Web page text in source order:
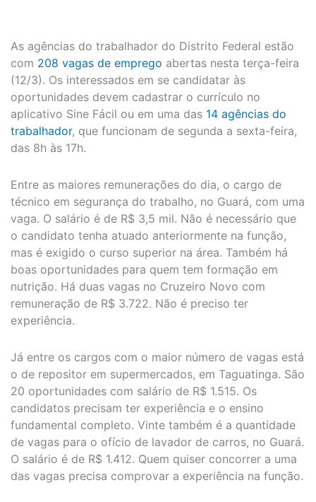
As agências do trabalhador do Distrito Federal estão
com 208 vagas de emprego abertas nesta terça-feira
(12/3). Os interessados em se candidatar às
oportunidades devem cadastrar o currículo no
aplicativo Sine Fácil ou em uma das 14 agências do
trabalhador, que funcionam de segunda a sexta-feira,
das 8h às 17h.
Entre as maiores remunerações do dia, o cargo de
técnico em segurança do trabalho, no Guará, com uma
vaga. O salário é de R$ 3,5 mil. Não é necessário que
o candidato tenha atuado anteriormente na função,
mas é exigido o curso superior na área. Também há
boas oportunidades para quem tem formação em
nutrição. Há duas vagas no Cruzeiro Novo com
remuneração de R$ 3.722. Não é preciso ter
experiência.
Já entre os cargos com o maior número de vagas está
o de repositor em supermercados, em Taguatinga. São
20 oportunidades com salário de R$ 1.515. Os
candidatos precisam ter experiência e o ensino
fundamental completo. Vinte também é a quantidade
de vagas para o ofício de lavador de carros, no Guará.
O salário é de R$ 1.412. Quem quiser concorrer a uma
das vagas precisa comprovar a experiência na função.